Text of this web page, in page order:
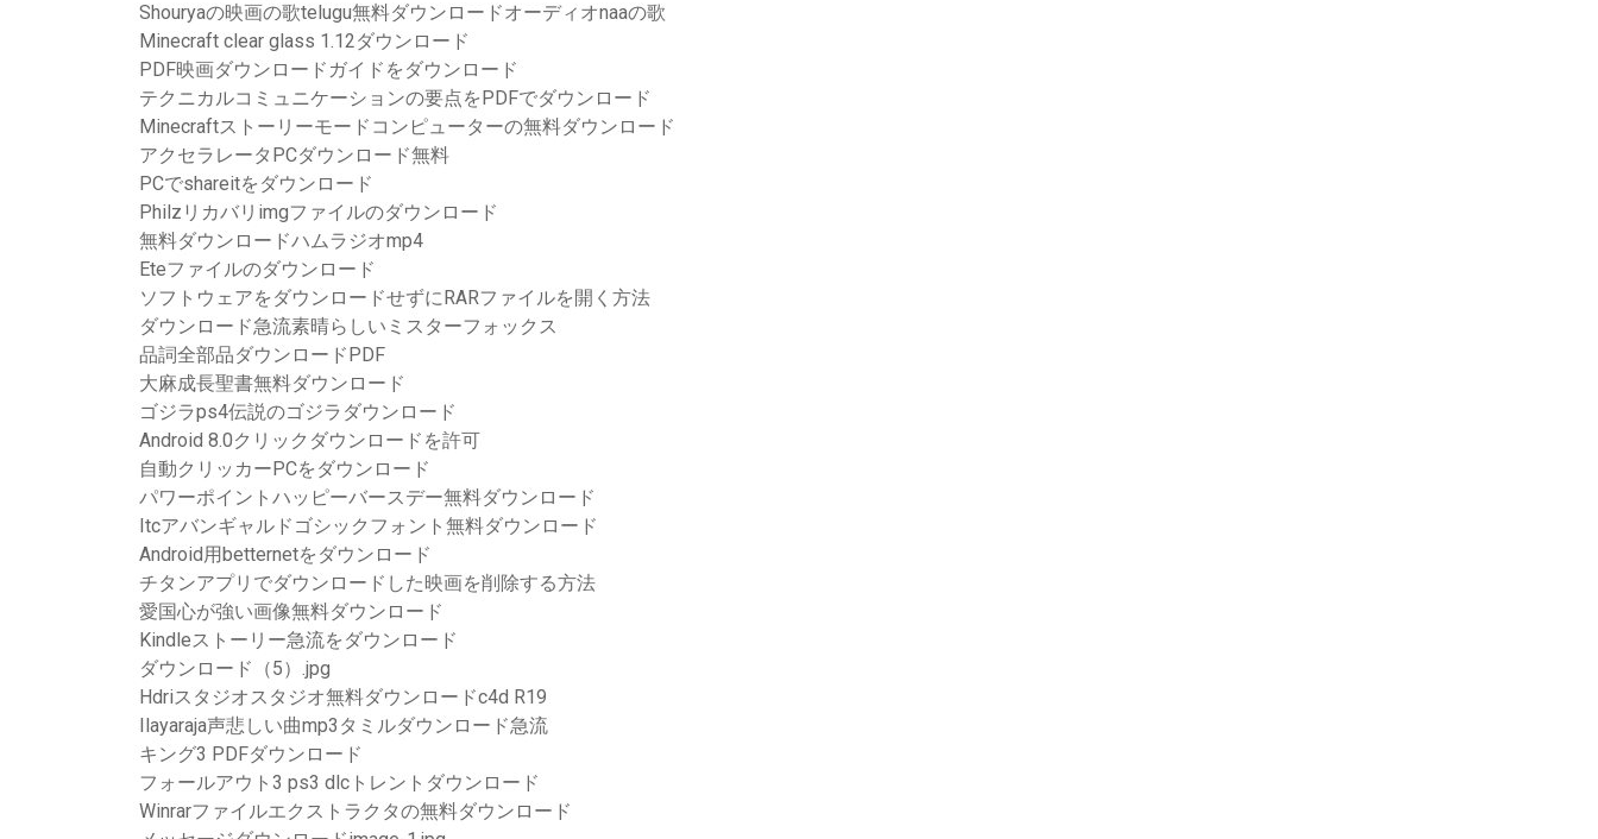
Shouryaの映画の歌telugu無料ダウンロードオーディオnaaの歌
Minecraft clear glass 1.12ダウンロード
PDF映画ダウンロードガイドをダウンロード
テクニカルコミュニケーションの要点をPDFでダウンロード
Minecraftストーリーモードコンピューターの無料ダウンロード
アクセラレータPCダウンロード無料
PCでshareitをダウンロード
Philzリカバリimgファイルのダウンロード
無料ダウンロードハムラジオmp4
Eteファイルのダウンロード
ソフトウェアをダウンロードせずにRARファイルを開く方法
ダウンロード急流素晴らしいミスターフォックス
品詞全部品ダウンロードPDF
大麻成長聖書無料ダウンロード
ゴジラps4伝説のゴジラダウンロード
Android 8.0クリックダウンロードを許可
自動クリッカーPCをダウンロード
パワーポイントハッピーバースデー無料ダウンロード
Itcアバンギャルドゴシックフォント無料ダウンロード
Android用betternetをダウンロード
チタンアプリでダウンロードした映画を削除する方法
愛国心が強い画像無料ダウンロード
Kindleストーリー急流をダウンロード
ダウンロード（5）.jpg
Hdriスタジオスタジオ無料ダウンロードc4d R19
Ilayaraja声悲しい曲mp3タミルダウンロード急流
キング3 PDFダウンロード
フォールアウト3 ps3 dlcトレントダウンロード
Winrarファイルエクストラクタの無料ダウンロード